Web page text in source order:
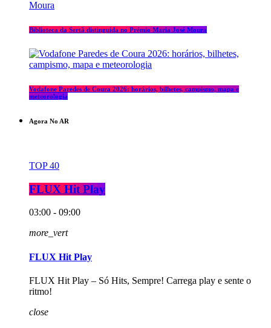
Biblioteca da Sertã distinguida no Prémio Maria José Moura
Vodafone Paredes de Coura 2026: horários, bilhetes, campismo, mapa e
meteorologia
Agora No AR
TOP 40
FLUX Hit Play
03:00 - 09:00
more_vert
FLUX Hit Play
FLUX Hit Play – Só Hits, Sempre! Carrega play e sente o
ritmo!
close